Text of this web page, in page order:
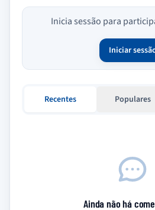
Inicia sessão para
Iniciar
Recentes Populares
Ainda não há